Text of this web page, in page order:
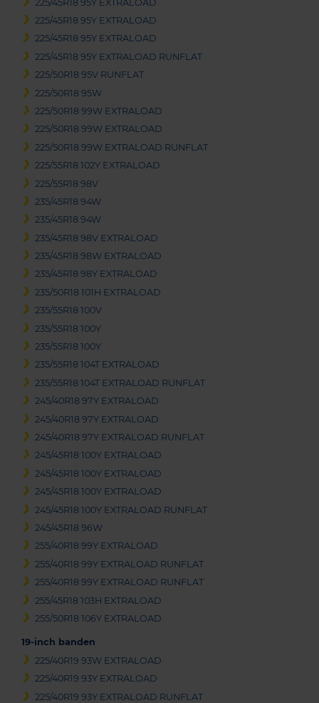
225/45R18 95Y EXTRALOAD
225/45R18 95Y EXTRALOAD
225/45R18 95Y EXTRALOAD
225/45R18 95Y EXTRALOAD RUNFLAT
225/50R18 95V RUNFLAT
225/50R18 95W
225/50R18 99W EXTRALOAD
225/50R18 99W EXTRALOAD
225/50R18 99W EXTRALOAD RUNFLAT
225/55R18 102Y EXTRALOAD
225/55R18 98V
235/45R18 94W
235/45R18 94W
235/45R18 98V EXTRALOAD
235/45R18 98W EXTRALOAD
235/45R18 98Y EXTRALOAD
235/50R18 101H EXTRALOAD
235/55R18 100V
235/55R18 100Y
235/55R18 100Y
235/55R18 104T EXTRALOAD
235/55R18 104T EXTRALOAD RUNFLAT
245/40R18 97Y EXTRALOAD
245/40R18 97Y EXTRALOAD
245/40R18 97Y EXTRALOAD RUNFLAT
245/45R18 100Y EXTRALOAD
245/45R18 100Y EXTRALOAD
245/45R18 100Y EXTRALOAD
245/45R18 100Y EXTRALOAD RUNFLAT
245/45R18 96W
255/40R18 99Y EXTRALOAD
255/40R18 99Y EXTRALOAD RUNFLAT
255/40R18 99Y EXTRALOAD RUNFLAT
255/45R18 103H EXTRALOAD
255/50R18 106Y EXTRALOAD
19-inch banden
225/40R19 93W EXTRALOAD
225/40R19 93Y EXTRALOAD
225/40R19 93Y EXTRALOAD RUNFLAT